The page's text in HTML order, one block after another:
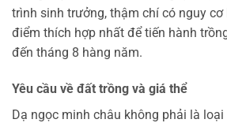
trình sinh trưởng, thậm chí có nguy
điểm thích hợp nhất để tiến hành
đến tháng 8 hàng năm.
Yêu cầu về đất trồng và giá thể
Dạ ngọc minh châu không phải là